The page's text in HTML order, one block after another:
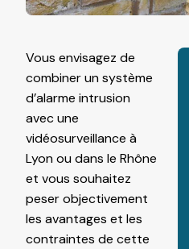
Vous envisagez de
combiner un système
d’alarme intrusion
avec une
vidéosurveillance à
Lyon ou dans le Rhône
et vous souhaitez
peser objectivement
les avantages et les
contraintes de cette